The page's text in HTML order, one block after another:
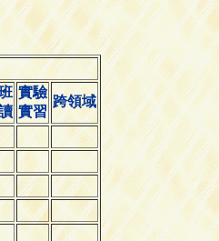
實驗
實習
跨領域